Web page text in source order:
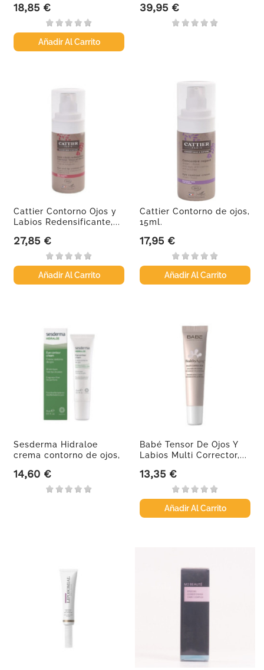
Precio
18,85 €
Añadir Al Carrito
Precio
39,95 €
Cattier Contorno Ojos y
Labios Redensificante,...
Precio
27,85 €
Añadir Al Carrito
Cattier Contorno de ojos,
15ml.
Precio
17,95 €
Añadir Al Carrito
Sesderma Hidraloe
crema contorno de ojos,
Precio
14,60 €
Babé Tensor De Ojos Y
Labios Multi Corrector,...
Precio
13,35 €
Añadir Al Carrito